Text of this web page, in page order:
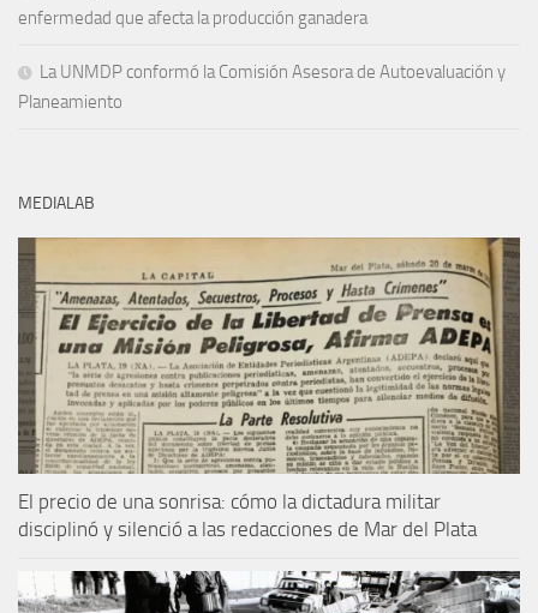
enfermedad que afecta la producción ganadera
La UNMDP conformó la Comisión Asesora de Autoevaluación y
Planeamiento
MEDIALAB
El precio de una sonrisa: cómo la dictadura militar
disciplinó y silenció a las redacciones de Mar del Plata